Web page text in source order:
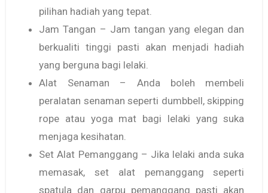
pilihan hadiah yang tepat.
Jam Tangan – Jam tangan yang elegan dan
berkualiti tinggi pasti akan menjadi hadiah
yang berguna bagi lelaki.
Alat Senaman – Anda boleh membeli
peralatan senaman seperti dumbbell, skipping
rope atau yoga mat bagi lelaki yang suka
menjaga kesihatan.
Set Alat Pemanggang – Jika lelaki anda suka
memasak, set alat pemanggang seperti
spatula dan garpu pemanggang pasti akan